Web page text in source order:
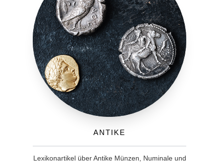
Antike
Lexikonartikel über Antike Münzen, Numinale und